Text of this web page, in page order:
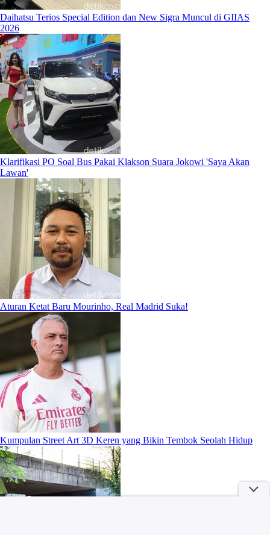
Daihatsu Terios Special Edition dan New Sigra Muncul di GIIAS
2026
Klarifikasi PO Soal Bus Pakai Klakson Suara Jokowi 'Saya Akan
Lawan'
Aturan Ketat Baru Mourinho, Real Madrid Suka!
Kumpulan Street Art 3D Keren yang Bikin Tembok Seolah Hidup